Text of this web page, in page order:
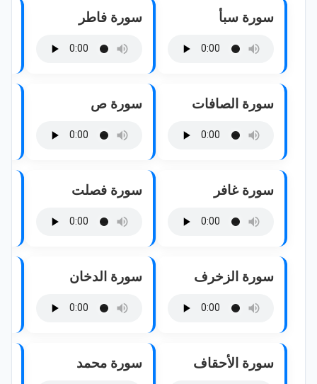
سورة سبأ سورة فاطر
سورة الصافات سورة ص
سورة غافر سورة فصلت
سورة الزخرف سورة الدخان
سورة الأحقاف سورة محمد